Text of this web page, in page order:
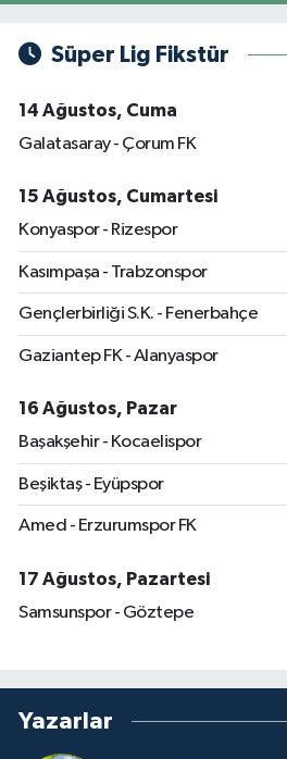
Süper Lig Fikstür
14 Ağustos, Cuma
Galatasaray - Çorum FK
15 Ağustos, Cumartesi
Konyaspor - Rizespor
Kasımpaşa - Trabzonspor
Gençlerbirliği S.K. - Fenerbahçe
Gaziantep FK - Alanyaspor
16 Ağustos, Pazar
Başakşehir - Kocaelispor
Beşiktaş - Eyüpspor
Amed - Erzurumspor FK
17 Ağustos, Pazartesi
Samsunspor - Göztepe
Yazarlar